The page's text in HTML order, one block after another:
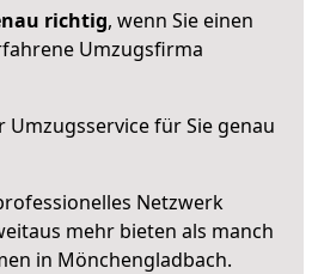
richtig, wenn Sie einen
Umzugsfirma
Umzugsservice für Sie genau
Netzwerk
mehr bieten als manch
in Mönchengladbach.